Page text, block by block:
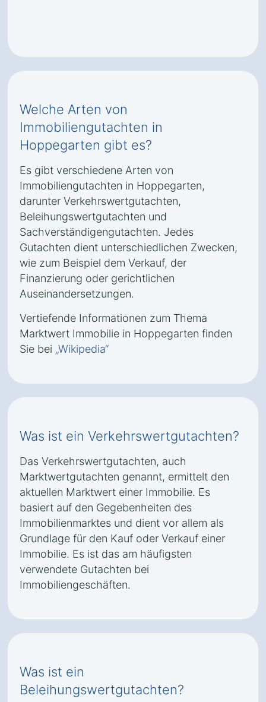
Welche Arten von
Immobiliengutachten in
Hoppegarten gibt es?
Es gibt verschiedene Arten von
Immobiliengutachten in Hoppegarten,
darunter Verkehrswertgutachten,
Beleihungswertgutachten und
Sachverständigengutachten. Jedes
Gutachten dient unterschiedlichen Zwecken,
wie zum Beispiel dem Verkauf, der
Finanzierung oder gerichtlichen
Auseinandersetzungen.
Vertiefende Informationen zum Thema
Marktwert Immobilie in Hoppegarten finden
Sie bei „Wikipedia“
Was ist ein Verkehrswertgutachten?
Das Verkehrswertgutachten, auch
Marktwertgutachten genannt, ermittelt den
aktuellen Marktwert einer Immobilie. Es
basiert auf den Gegebenheiten des
Immobilienmarktes und dient vor allem als
Grundlage für den Kauf oder Verkauf einer
Immobilie. Es ist das am häufigsten
verwendete Gutachten bei
Immobiliengeschäften.
Was ist ein
Beleihungswertgutachten?